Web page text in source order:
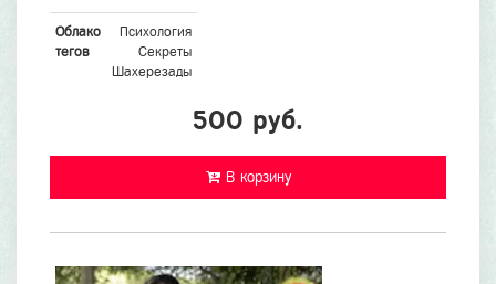
Облако
тегов
Психология
Секреты
Шахерезады
500 руб.
В корзину